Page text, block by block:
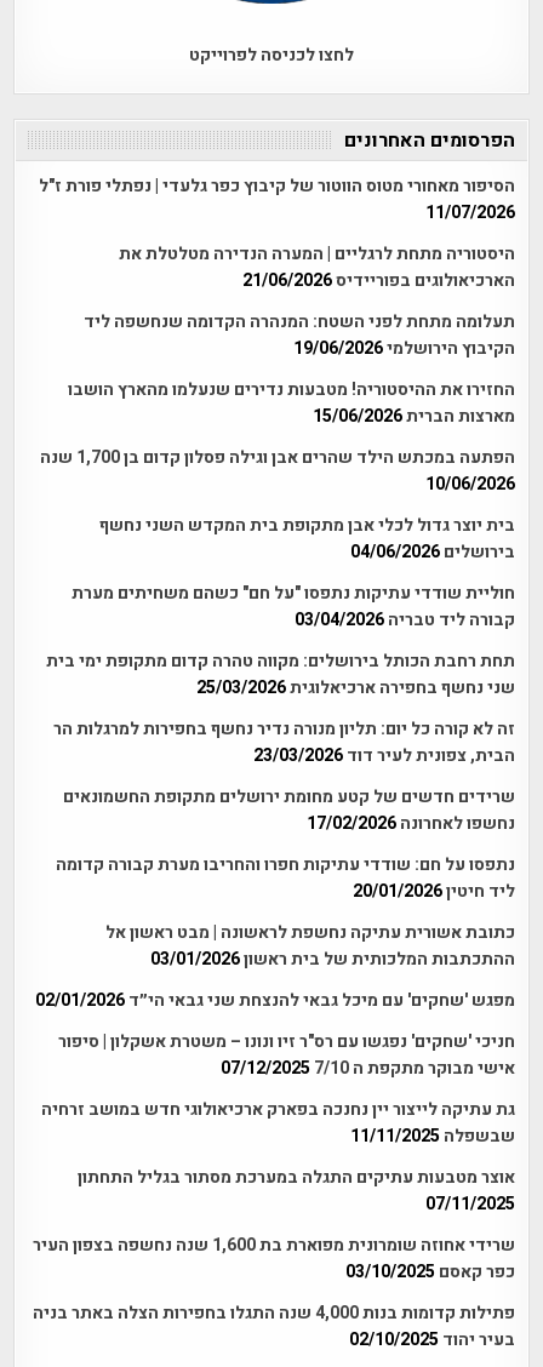
לחצו לכניסה לפרוייקט
הפרסומים האחרונים
הסיפור מאחורי מטוס הווטור של קיבוץ כפר גלעדי | נפתלי פורת ז"ל
11/07/2026
היסטוריה מתחת לרגליים | המערה הנדירה מטלטלת את
הארכיאולוגים בפוריידיס21/06/2026
תעלומה מתחת לפני השטח: המנהרה הקדומה שנחשפה ליד
הקיבוץ הירושלמי19/06/2026
החזירו את ההיסטוריה! מטבעות נדירים שנעלמו מהארץ הושבו
מארצות הברית15/06/2026
הפתעה במכתש הילד שהרים אבן וגילה פסלון קדום בן 1,700 שנה
10/06/2026
בית יוצר גדול לכלי אבן מתקופת בית המקדש השני נחשף
בירושלים 04/06/2026
חוליית שודדי עתיקות נתפסו "על חם" כשהם משחיתים מערת
קבורה ליד טבריה 03/04/2026
תחת רחבת הכותל בירושלים: מקווה טהרה קדום מתקופת ימי בית
שני נחשף בחפירה ארכיאלוגית25/03/2026
זה לא קורה כל יום: תליון מנורה נדיר נחשף בחפירות למרגלות הר
הבית, צפונית לעיר דוד 23/03/2026
שרידים חדשים של קטע מחומת ירושלים מתקופת החשמונאים
נחשפו לאחרונה 17/02/2026
נתפסו על חם: שודדי עתיקות חפרו והחריבו מערת קבורה קדומה
ליד חיטין20/01/2026
כתובת אשורית עתיקה נחשפת לראשונה | מבט ראשון אל
ההתכתבות המלכותית של בית ראשון03/01/2026
מפגש 'שחקים' עם מיכל גבאי להנצחת שני גבאי הי״ד 02/01/2026
חניכי 'שחקים' נפגשו עם רס"ר זיו ונונו – משטרת אשקלון | סיפור
אישי מבוקר מתקפת ה 7/10
07/12/2025
גת עתיקה לייצור יין נחנכה בפארק ארכיאולוגי חדש במושב זרחיה
שבשפלה 11/11/2025
אוצר מטבעות עתיקים התגלה במערכת מסתור בגליל התחתון
07/11/2025
שרידי אחוזה שומרונית מפוארת בת 1,600 שנה נחשפה בצפון העיר
כפר קאסם 03/10/2025
פתילות קדומות בנות 4,000 שנה התגלו בחפירות הצלה באתר בניה
בעיר יהוד 02/10/2025